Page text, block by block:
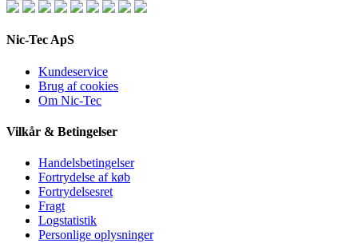
Nic-Tec ApS
Kundeservice
Brug af cookies
Om Nic-Tec
Vilkår & Betingelser
Handelsbetingelser
Fortrydelse af køb
Fortrydelsesret
Fragt
Logstatistik
Personlige oplysninger